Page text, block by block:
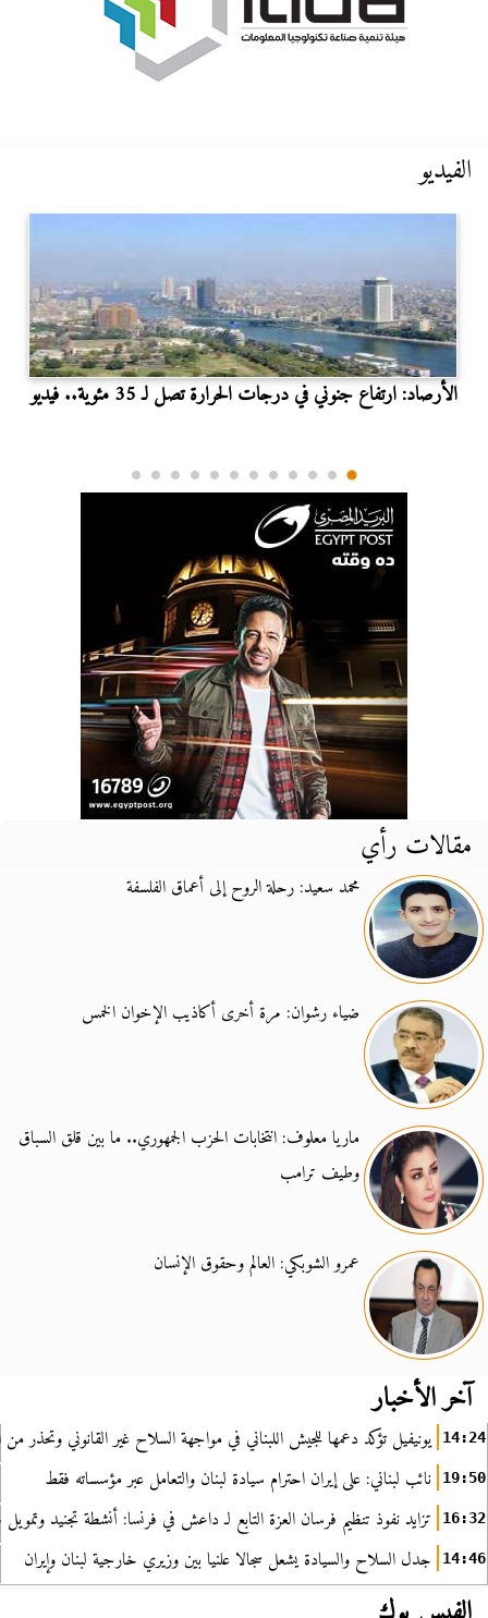
الفيديو
الأرصاد: ارتفاع جنوني في درجات الحرارة تصل لـ 35 مئوية.. فيديو
مقالات رأي
محمد سعيد: رحلة الروح إلى أعماق الفلسفة
ضياء رشوان: مرة أخرى أكاذيب الإخوان الخمس
ماريا معلوف: انتخابات الحزب الجمهوري.. ما بين قلق السباق
وطيف ترامب
عمرو الشوبكي: العالم وحقوق الإنسان
آخر الأخبار
14:24 يونيفيل تؤكد دعمها للجيش اللبناني في مواجهة السلاح غير القانوني وتحذر من
19:50 نائب لبناني: على إيران احترام سيادة لبنان والتعامل عبر مؤسساته فقط
16:32 تزايد نفوذ تنظيم فرسان العزة التابع لـ داعش في فرنسا: أنشطة تجنيد
14:46 جدل السلاح والسيادة يشعل سجالا علنيا بين وزيري خارجية لبنان وإيران